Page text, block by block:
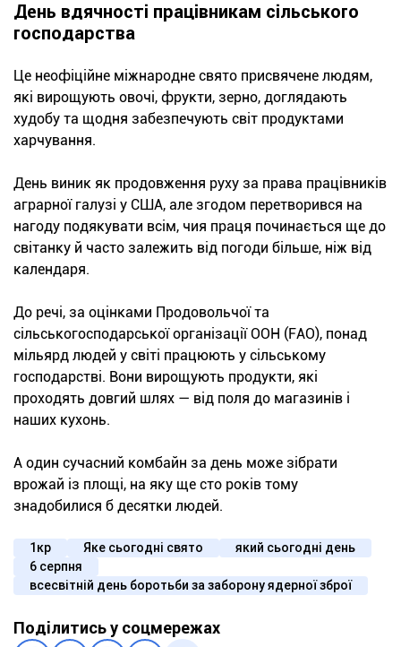
День вдячності працівникам сільського
господарства
Це неофіційне міжнародне свято присвячене людям,
які вирощують овочі, фрукти, зерно, доглядають
худобу та щодня забезпечують світ продуктами
харчування.
День виник як продовження руху за права працівників
аграрної галузі у США, але згодом перетворився на
нагоду подякувати всім, чия праця починається ще до
світанку й часто залежить від погоди більше, ніж від
календаря.
До речі, за оцінками Продовольчої та
сільськогосподарської організації ООН (FAO), понад
мільярд людей у світі працюють у сільському
господарстві. Вони вирощують продукти, які
проходять довгий шлях — від поля до магазинів і
наших кухонь.
А один сучасний комбайн за день може зібрати
врожай із площі, на яку ще сто років тому
знадобилися б десятки людей.
1кр Яке сьогодні свято
який сьогодні день
6 серпня
всесвітній день боротьби за заборону ядерної зброї
Поділитись у соцмережах